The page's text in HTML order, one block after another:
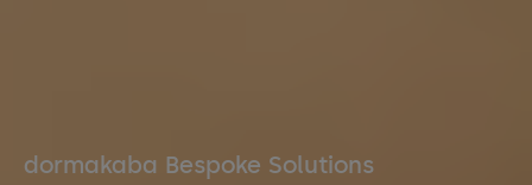
dormakaba Bespoke Solutions